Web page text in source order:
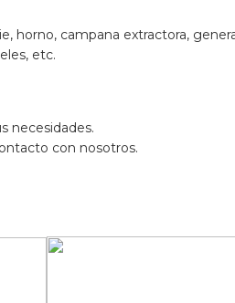
horno, campana extractora,
etc.
necesidades.
con nosotros.